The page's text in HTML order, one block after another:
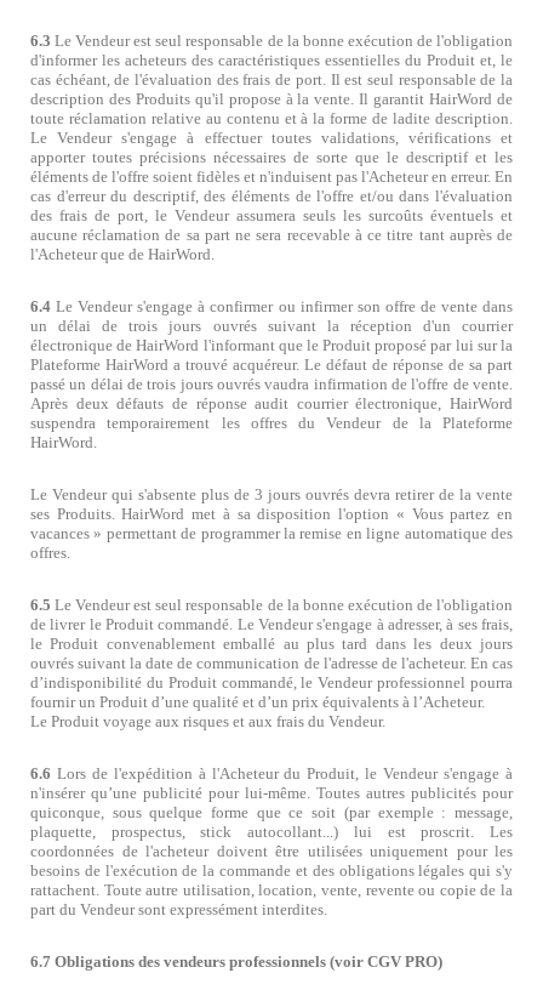
6.3 Le Vendeur est seul responsable de la bonne exécution de l'obligation
d'informer les acheteurs des caractéristiques essentielles du Produit et, le
cas échéant, de l'évaluation des frais de port. Il est seul responsable de la
description des Produits qu'il propose à la vente. Il garantit HairWord de
toute réclamation relative au contenu et à la forme de ladite description.
Le Vendeur s'engage à effectuer toutes validations, vérifications et
apporter toutes précisions nécessaires de sorte que le descriptif et les
éléments de l'offre soient fidèles et n'induisent pas l'Acheteur en erreur. En
cas d'erreur du descriptif, des éléments de l'offre et/ou dans l'évaluation
des frais de port, le Vendeur assumera seuls les surcoûts éventuels et
aucune réclamation de sa part ne sera recevable à ce titre tant auprès de
l'Acheteur que de HairWord.
6.4 Le Vendeur s'engage à confirmer ou infirmer son offre de vente dans
un délai de trois jours ouvrés suivant la réception d'un courrier
électronique de HairWord l'informant que le Produit proposé par lui sur la
Plateforme HairWord a trouvé acquéreur. Le défaut de réponse de sa part
passé un délai de trois jours ouvrés vaudra infirmation de l'offre de vente.
Après deux défauts de réponse audit courrier électronique, HairWord
suspendra temporairement les offres du Vendeur de la Plateforme
HairWord.
Le Vendeur qui s'absente plus de 3 jours ouvrés devra retirer de la vente
ses Produits. HairWord met à sa disposition l'option « Vous partez en
vacances » permettant de programmer la remise en ligne automatique des
offres.
6.5 Le Vendeur est seul responsable de la bonne exécution de l'obligation
de livrer le Produit commandé. Le Vendeur s'engage à adresser, à ses frais,
le Produit convenablement emballé au plus tard dans les deux jours
ouvrés suivant la date de communication de l'adresse de l'acheteur. En cas
d’indisponibilité du Produit commandé, le Vendeur professionnel pourra
fournir un Produit d’une qualité et d’un prix équivalents à l’Acheteur.
Le Produit voyage aux risques et aux frais du Vendeur.
6.6 Lors de l'expédition à l'Acheteur du Produit, le Vendeur s'engage à
n'insérer qu’une publicité pour lui-même. Toutes autres publicités pour
quiconque, sous quelque forme que ce soit (par exemple : message,
plaquette, prospectus, stick autocollant...) lui est proscrit. Les
coordonnées de l'acheteur doivent être utilisées uniquement pour les
besoins de l'exécution de la commande et des obligations légales qui s'y
rattachent. Toute autre utilisation, location, vente, revente ou copie de la
part du Vendeur sont expressément interdites.
6.7 Obligations des vendeurs professionnels (voir CGV PRO)